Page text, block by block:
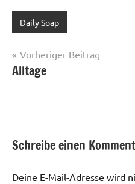
Daily Soap
Beitragsnavigation
Vorheriger Beitrag
Alltage
Schreibe einen
Deine E-Mail-Adresse wird